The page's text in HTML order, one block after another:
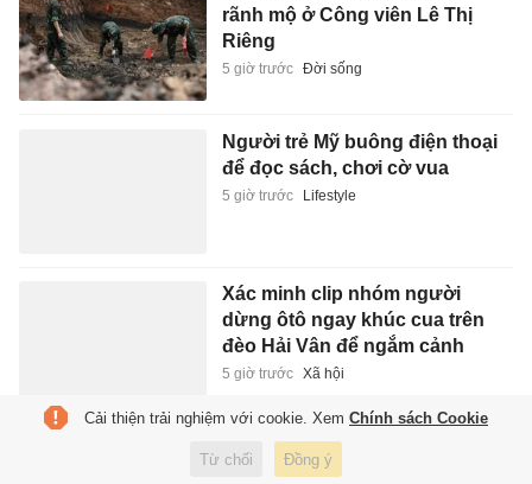
rãnh mộ ở Công viên Lê Thị
Riêng
5 giờ trước Đời sống
Người trẻ Mỹ buông điện thoại
để đọc sách, chơi cờ vua
5 giờ trước Lifestyle
Xác minh clip nhóm người
dừng ôtô ngay khúc cua trên
đèo Hải Vân để ngắm cảnh
5 giờ trước Xã hội
Ám ảnh tâm lý mang tên ly hôn
6 giờ trước Sách hay
Cải thiện trải nghiệm với cookie. Xem Chính sách Cookie
Từ chối Đồng ý